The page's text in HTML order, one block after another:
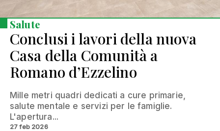
Salute
Conclusi i lavori della nuova
Casa della Comunità a
Romano d’Ezzelino
Mille metri quadri dedicati a cure primarie,
salute mentale e servizi per le famiglie.
L'apertura...
27 feb 2026